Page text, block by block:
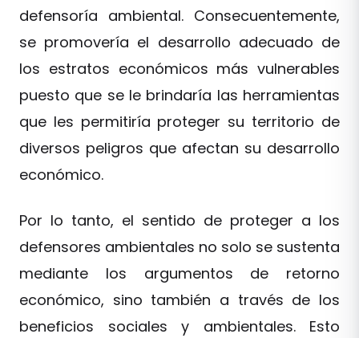
defensoría ambiental. Consecuentemente,
se promovería el desarrollo adecuado de
los estratos económicos más vulnerables
puesto que se le brindaría las herramientas
que les permitiría proteger su territorio de
diversos peligros que afectan su desarrollo
económico.
Por lo tanto, el sentido de proteger a los
defensores ambientales no solo se sustenta
mediante los argumentos de retorno
económico, sino también a través de los
beneficios sociales y ambientales. Esto